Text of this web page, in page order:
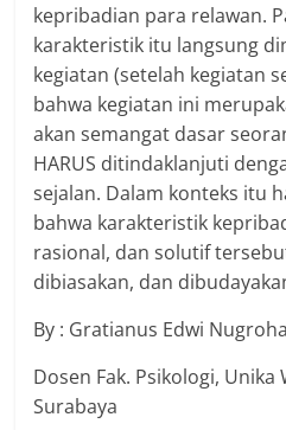
kepribadian para relawan.
karakteristik itu langsung
kegiatan (setelah kegiatan
bahwa kegiatan ini
akan semangat dasar
HARUS ditindaklanjuti
sejalan. Dalam konteks itu
bahwa karakteristik
rasional, dan solutif
dibiasakan, dan
By : Gratianus Edwi
Dosen Fak. Psikologi, Unika
Surabaya